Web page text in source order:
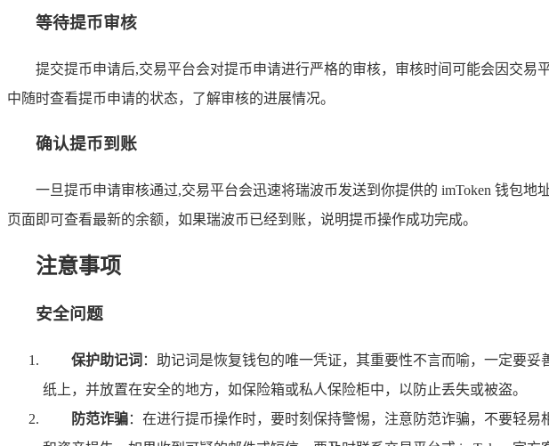
等待提币审核
提交提币申请后,交易平台会对提币申请进行严格的审核，审核时间可能会因交
中随时查看提币申请的状态，了解审核的进展情况。
确认提币到账
一旦提币申请审核通过,交易平台会迅速将瑞波币发送到你提供的 imToken 钱包
页面即可查看最新的余额，如果瑞波币已经到账，说明提币操作成功完成。
注意事项
安全问题
保护助记词 ：助记词是恢复钱包的唯一凭证，其重要性不言而喻，一定要
纸上，并放置在安全的地方，如保险箱或私人保险柜中，以防止丢失或被盗。
防范诈骗：在进行提币操作时，要时刻保持警惕，注意防范诈骗，不要轻